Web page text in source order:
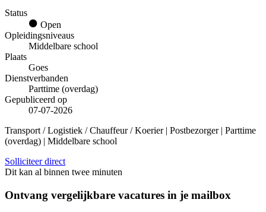
Status
Open
Opleidingsniveaus
Middelbare school
Plaats
Goes
Dienstverbanden
Parttime (overdag)
Gepubliceerd op
07-07-2026
Transport / Logistiek / Chauffeur / Koerier | Postbezorger | Parttime
(overdag) | Middelbare school
Solliciteer direct
Dit kan al binnen twee minuten
Ontvang vergelijkbare vacatures in je mailbox